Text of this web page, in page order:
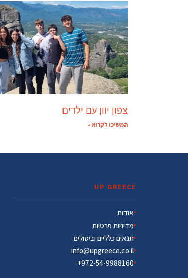
צפון יוון עם ילדים
המשיכו לקרוא »
UP GREECE
אודות
מדיניות פרטיות
תנאים כלליים וביטולים
info@upgreece.co.il
972-54-9988160+